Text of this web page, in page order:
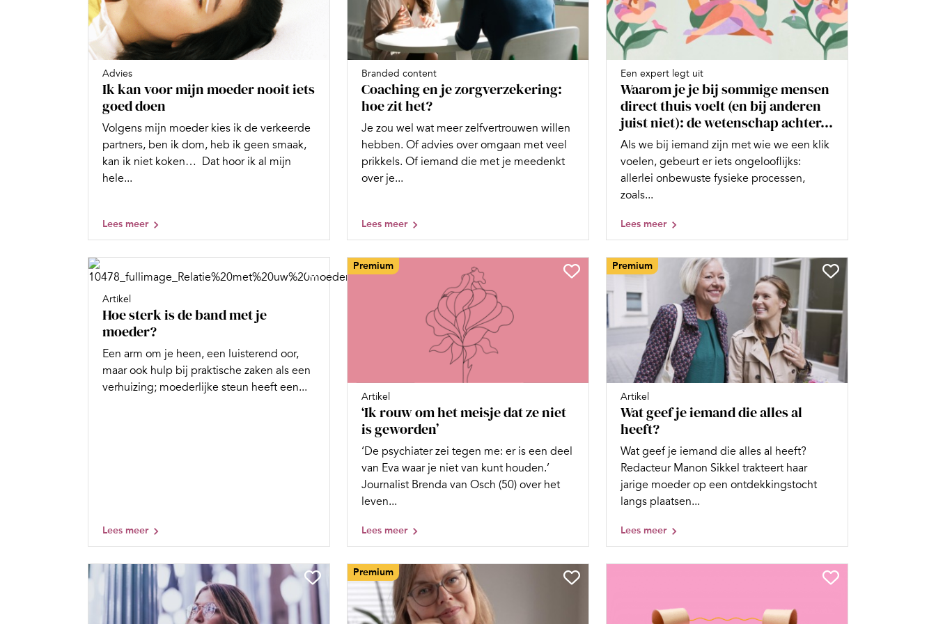
Advies
Ik kan voor mijn moeder nooit iets
goed doen
Volgens mijn moeder kies ik de verkeerde
partners, ben ik dom, heb ik geen smaak,
kan ik niet koken… Dat hoor ik al mijn
hele...
Lees meer
Branded content
Coaching en je zorgverzekering:
hoe zit het?
Je zou wel wat meer zelfvertrouwen willen
hebben. Of advies over omgaan met veel
prikkels. Of iemand die met je meedenkt
over je...
Lees meer
Een expert legt uit
Waarom je je bij sommige mensen
direct thuis voelt (en bij anderen
juist niet): de wetenschap achter...
Als we bij iemand zijn met wie we een klik
voelen, gebeurt er iets ongelooflijks:
allerlei onbewuste fysieke processen,
zoals...
Lees meer
Artikel
Hoe sterk is de band met je
moeder?
Een arm om je heen, een luisterend oor,
maar ook hulp bij praktische zaken als een
verhuizing; moederlijke steun heeft een...
Lees meer
Premium
Artikel
‘Ik rouw om het meisje dat ze niet
is geworden’
‘De psychiater zei tegen me: er is een deel
van Eva waar je niet van kunt houden.’
Journalist Brenda van Osch (50) over het
leven...
Lees meer
Premium
Artikel
Wat geef je iemand die alles al
heeft?
Wat geef je iemand die alles al heeft?
Redacteur Manon Sikkel trakteert haar
jarige moeder op een ontdekkingstocht
langs plaatsen...
Lees meer
Premium